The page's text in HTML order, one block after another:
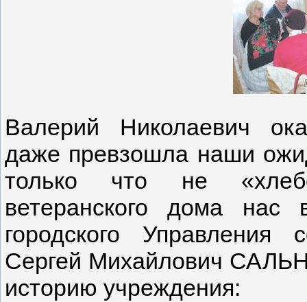
Валерий Николаевич
даже превзошла наши
только что не
ветеранского дома нас
городского Управления
Сергей Михайлович
историю учреждения: